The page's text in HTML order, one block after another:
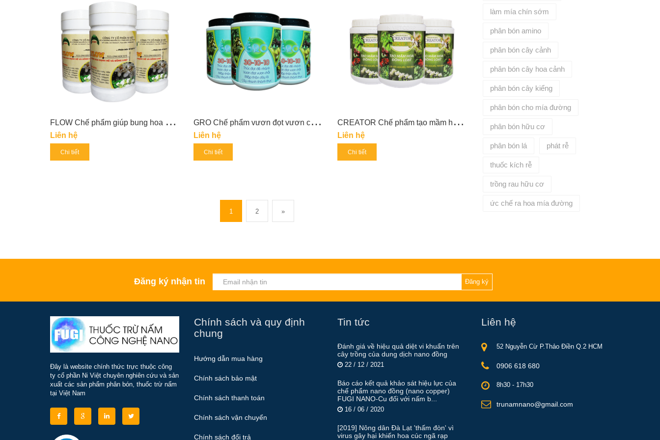
F
LOW Chế phẩm giúp bung hoa đồng loạt
Liên hệ
Chi tiết
G
RO Chế phẩm vươn đọt vươn chồi 30-10-10
Liên hệ
Chi tiết
C
REATOR Chế phẩm tạo mầm hoa (10-60-10)
Liên hệ
Chi tiết
1 2 »
làm mía chín sớm
phân bón amino
phân bón cây cảnh
phân bón cây hoa cảnh
phân bón cây kiểng
phân bón cho mía đường
phân bón hữu cơ
phân bón lá phát rễ
thuốc kích rễ
trồng rau hữu cơ
ức chế ra hoa mía đường
Đăng ký nhận tin Đăng ký
Đây là website chính thức trực thuộc công
ty cổ phần Ni Việt chuyên nghiên cứu và sản
xuất các sản phẩm phân bón, thuốc trừ nấm
tại Việt Nam
Chính sách và quy định
chung
Hướng dẫn mua hàng
Chính sách bảo mật
Chính sách thanh toán
Chính sách vận chuyển
Chính sách đổi trả
Tin tức
Đánh giá về hiệu quả diệt vi khuẩn trên
cây trồng của dung dịch nano đồng
22 / 12 / 2021
Báo cáo kết quả khảo sát hiệu lực của
chế phẩm nano đồng (nano copper)
FUGI NANO-Cu đối với nấm b...
16 / 06 / 2020
[2019] Nông dân Đà Lạt 'thấm đòn' vì
virus gây hại khiến hoa cúc ngã rạp
Liên hệ
52 Nguyễn Cừ P.Thảo Điền Q.2 HCM
0906 618 680
8h30 - 17h30
trunamnano@gmail.com